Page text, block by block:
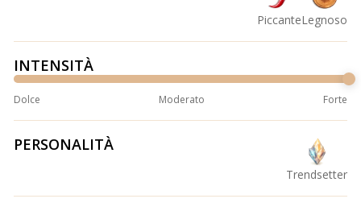
PiccanteLegnoso
INTENSITÀ
Dolce Moderato Forte
PERSONALITÀ
Trendsetter